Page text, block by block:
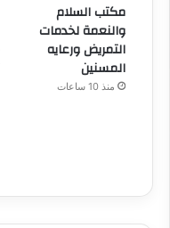
مكتب السلام
والنعمة لخدمات
التمريض ورعايه
المسنين
منذ 10 ساعات